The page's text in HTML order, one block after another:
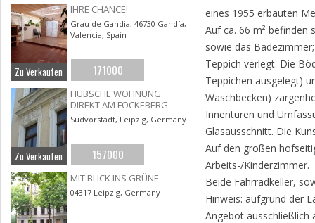
eines 1955 erbauten
Auf ca. 66 m² befinden
sowie das
Teppich verlegt. Die
Teppichen ausgelegt)
Waschbecken)
Innentüren und
Glasausschnitt. Die
Auf den großen
Arbeits-/Kinderzimmer.
Beide Fahrradkeller,
Hinweis: aufgrund der
Angebot ausschließlich
IHRE CHANCE!
Grau de Gandia, 46730 Gandía,
Valencia, Spain
Zu Verkaufen 171000
HÜBSCHE WOHNUNG
DIREKT AM FOCKEBERG
Südvorstadt, Leipzig, Germany
Zu Verkaufen 157000
MIT BLICK INS GRÜNE
04317 Leipzig, Germany